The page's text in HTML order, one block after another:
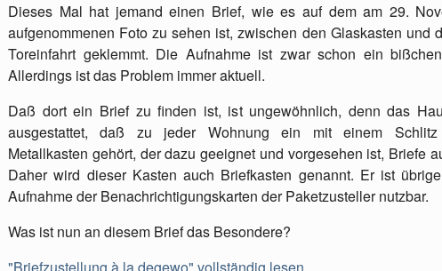
Dieses Mal hat jemand einen Brief, wie es auf dem am 29.
aufgenommenen Foto zu sehen ist, zwischen den Glaskasten und
Toreinfahrt geklemmt. Die Aufnahme ist zwar schon ein
Allerdings ist das Problem immer aktuell.
Daß dort ein Brief zu finden ist, ist ungewöhnlich, denn das
ausgestattet, daß zu jeder Wohnung ein mit einem Schlitz
Metallkasten gehört, der dazu geeignet und vorgesehen ist, Briefe
Daher wird dieser Kasten auch Briefkasten genannt. Er ist
Aufnahme der Benachrichtigungskarten der Paketzusteller nutz­bar.
Was ist nun an diesem Brief das Besondere?